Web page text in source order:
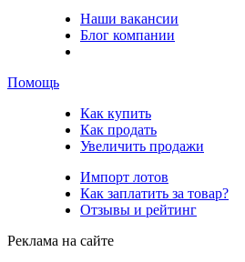
Наши вакансии
Блог компании
Помощь
Как купить
Как продать
Увеличить продажи
Импорт лотов
Как заплатить за товар?
Отзывы и рейтинг
Реклама на сайте